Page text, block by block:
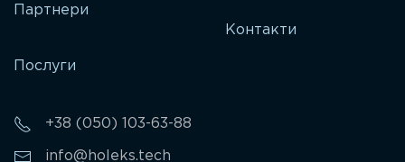
Партнери
Послуги
Контакти
+38 (050) 103-63-88
info@holeks.tech